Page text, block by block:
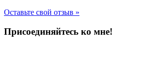
Оставьте свой отзыв »
Присоединяйтесь ко мне!